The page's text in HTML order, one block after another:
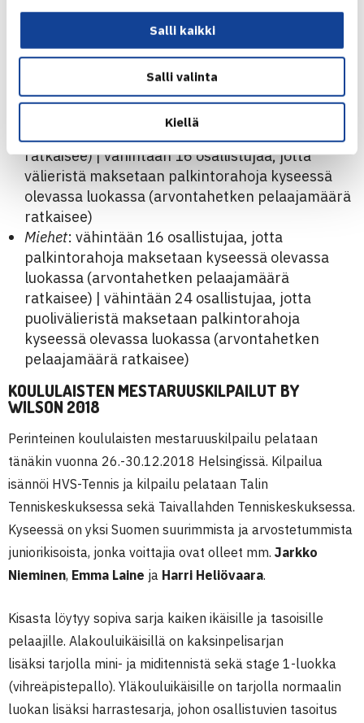
Salli kaikki
Salli valinta
Kiellä
Toimikunta päätti, että vuonna 2019 TEHO Sport
Finnish Tourilla rahapalkintoihin kirjataan
seuraavat osallistujamäärärajat:
Naiset: vähintään 12 osallistujaa, jotta
palkintorahoja maksetaan kyseessä olevassa
luokassa (arvontahetken pelaajamäärä
ratkaisee) | vähintään 16 osallistujaa, jotta
välieristä maksetaan palkintorahoja kyseessä
olevassa luokassa (arvontahetken pelaajamäärä
ratkaisee)
Miehet: vähintään 16 osallistujaa, jotta
palkintorahoja maksetaan kyseessä olevassa
luokassa (arvontahetken pelaajamäärä
ratkaisee) | vähintään 24 osallistujaa, jotta
puolivälieristä maksetaan palkintorahoja
kyseessä olevassa luokassa (arvontahetken
pelaajamäärä ratkaisee)
KOULULAISTEN MESTARUUSKILPAILUT BY
WILSON 2018
Perinteinen koululaisten mestaruuskilpailu pelataan
tänäkin vuonna 26.-30.12.2018 Helsingissä. Kilpailua
isännöi HVS-Tennis ja kilpailu pelataan Talin
Tenniskeskuksessa sekä Taivallahden Tenniskeskuksessa.
Kyseessä on yksi Suomen suurimmista ja arvostetummista
juniorikisoista, jonka voittajia ovat olleet mm. Jarkko
Nieminen, Emma Laine ja Harri Heliövaara.
Kisasta löytyy sopiva sarja kaiken ikäisille ja tasoisille
pelaajille. Alakouluikäisillä on kaksinpelisarjan
lisäksi tarjolla mini- ja miditennistä sekä stage 1-luokka
(vihreäpistepallo). Yläkouluikäisille on tarjolla normaalin
luokan lisäksi harrastesarja, johon osallistuvien tasoitus